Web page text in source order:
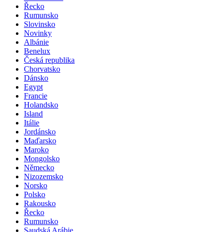
Řecko
Rumunsko
Slovinsko
Novinky
Albánie
Benelux
Česká republika
Chorvatsko
Dánsko
Egypt
Francie
Holandsko
Island
Itálie
Jordánsko
Maďarsko
Maroko
Mongolsko
Německo
Nizozemsko
Norsko
Polsko
Rakousko
Řecko
Rumunsko
Saudská Arábie